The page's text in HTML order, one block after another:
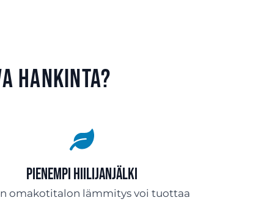
hankinta?
Pienempi hiilijanjälki
omakotitalon lämmitys voi tuottaa